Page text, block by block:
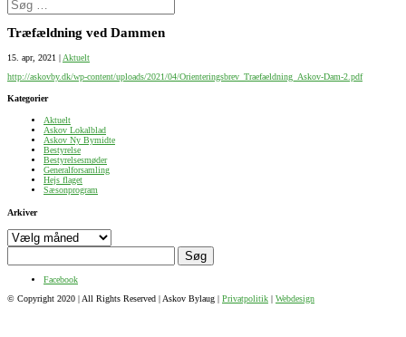
Træfældning ved Dammen
15. apr, 2021 | Aktuelt
http://askovby.dk/wp-content/uploads/2021/04/Orienteringsbrev_Traefaeldning_Askov-Dam-2.pdf
Kategorier
Aktuelt
Askov Lokalblad
Askov Ny Bymidte
Bestyrelse
Bestyrelsesmøder
Generalforsamling
Hejs flaget
Sæsonprogram
Arkiver
Arkiver
Søg
Facebook
© Copyright 2020 | All Rights Reserved | Askov Bylaug | Privatpolitik | Webdesign